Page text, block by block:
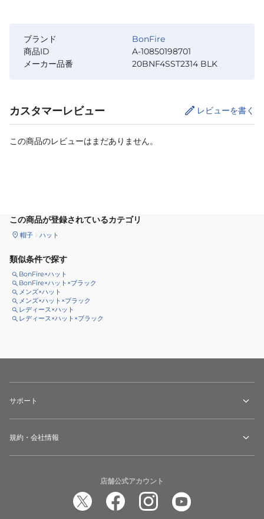
ブランド
BonFire
商品ID
A-10850198701
メーカー品番
20BNF4SST2314 BLK
カスタマーレビュー レビューを書く
この商品のレビューはまだありません。
この商品が登録されているカテゴリ
帽子 ハット
類似条件で探す
BonFire×ハット
BonFire×ハット×ブラック
メンズ×ハット
メンズ×ハット×ブラック
レディース×ハット
レディース×ハット×ブラック
サポート
規約・会社情報
店舗公式アカウント